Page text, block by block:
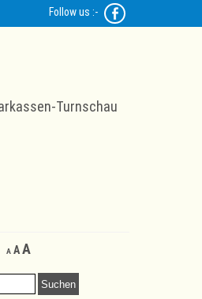
Follow us :-
Turnschau
A
Decrease
font
A Reset
size.
A
size.